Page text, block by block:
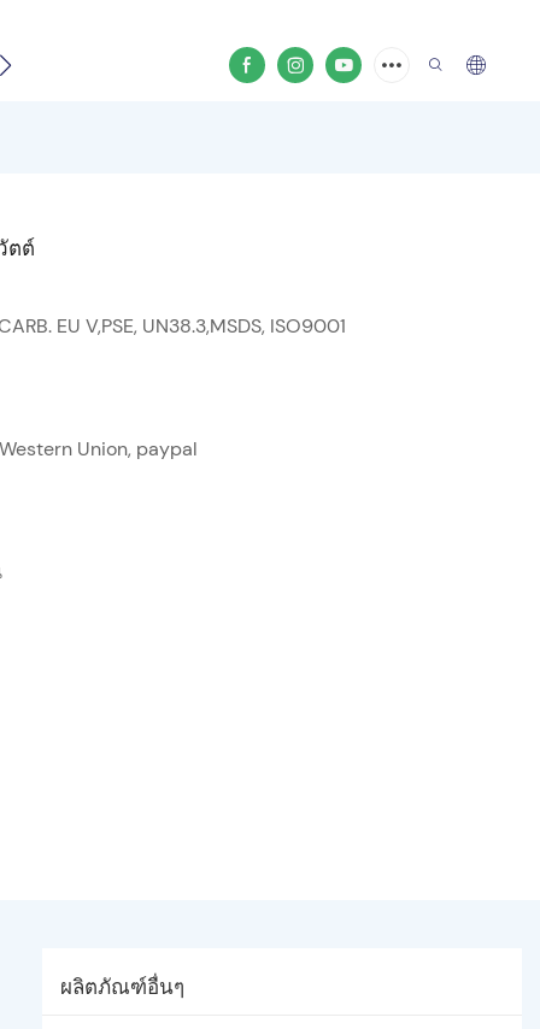
อสินค้า
ตต์
EU V,PSE, UN38.3,MSDS, ISO9001
Union, paypal
ผลิตภัณฑ์อื่นๆ